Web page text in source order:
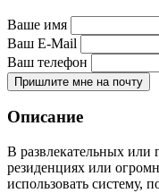
Ваше имя
Ваш E-Mail
Ваш телефон
Пришлите мне на почту
Описание
В развлекательных или
резиденциях или
использовать систему,